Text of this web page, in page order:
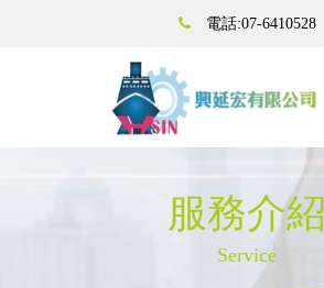
電話:07-6410528
服務介紹
Service